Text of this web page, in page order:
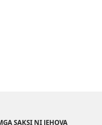
SAKSI NI JEHOVA